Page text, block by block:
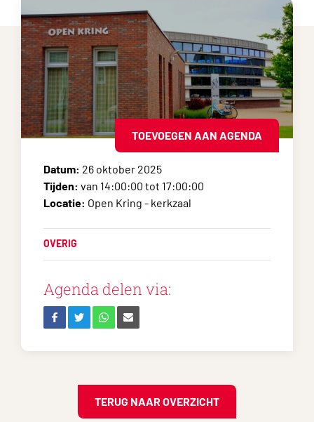
TOEVOEGEN AAN AGENDA
Datum: 26 oktober 2025
Tijden: van 14:00:00 tot 17:00:00
Locatie: Open Kring - kerkzaal
OVERIG
Agenda delen via:
TERUG NAAR OVERZICHT